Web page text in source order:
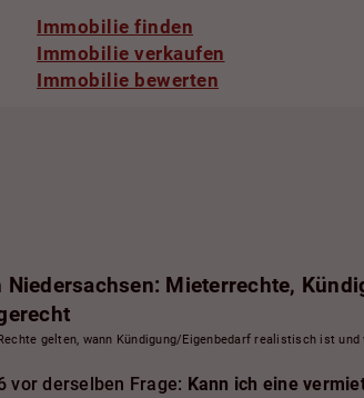
Immobilie finden
Immobilie verkaufen
Immobilie bewerten
Mieterrechte,
gelten, wann Kündigung/Eigenbedarf realistisch ist
vor derselben Frage: Kann ich eine